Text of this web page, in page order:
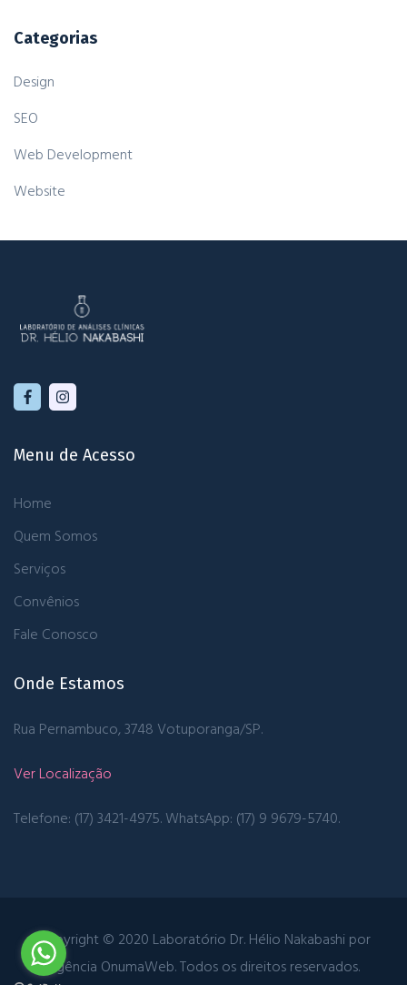
Categorias
Design
SEO
Web Development
Website
Menu de Acesso
Home
Quem Somos
Serviços
Convênios
Fale Conosco
Onde Estamos
Rua Pernambuco, 3748 Votuporanga/SP.
Ver Localização
Telefone: (17) 3421-4975. WhatsApp: (17) 9 9679-5740.
Copyright © 2020 Laboratório Dr. Hélio Nakabashi por
Agência OnumaWeb. Todos os direitos reservados.